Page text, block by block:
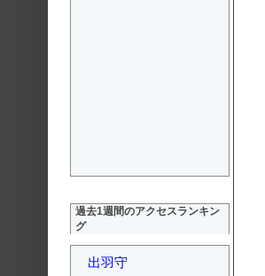
過去1週間のアクセスランキン
グ
出羽守